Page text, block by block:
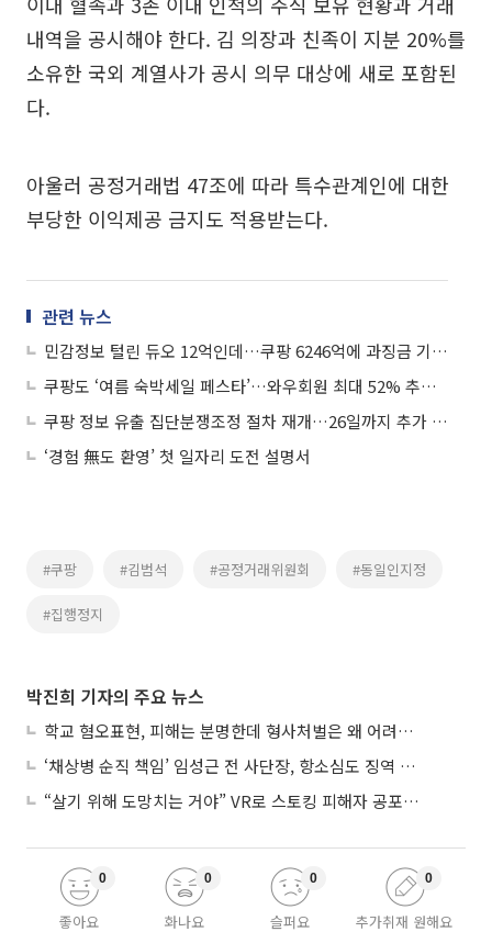
내역을 공시해야 한다. 김 의장과 친족이 지분 20%를
소유한 국외 계열사가 공시 의무 대상에 새로 포함된
다.
아울러 공정거래법 47조에 따라 특수관계인에 대한
부당한 이익제공 금지도 적용받는다.
관련 뉴스
민감정보 털린 듀오 12억인데…쿠팡 6246억에 과징금 기준 도마
쿠팡도 ‘여름 숙박세일 페스타’…와우회원 최대 52% 추가 할인
쿠팡 정보 유출 집단분쟁조정 절차 재개…26일까지 추가 신청
‘경험 無도 환영’ 첫 일자리 도전 설명서
#쿠팡 #김범석 #공정거래위원회 #동일인지정
#집행정지
박진희 기자의 주요 뉴스
학교 혐오표현, 피해는 분명한데 형사처벌은 왜 어려울까?
‘채상병 순직 책임’ 임성근 전 사단장, 항소심도 징역 3년
“살기 위해 도망치는 거야” VR로 스토킹 피해자 공포 마주한 수형자들
좋아요
0
화나요
0
슬퍼요
0
추가취재 원해요
0